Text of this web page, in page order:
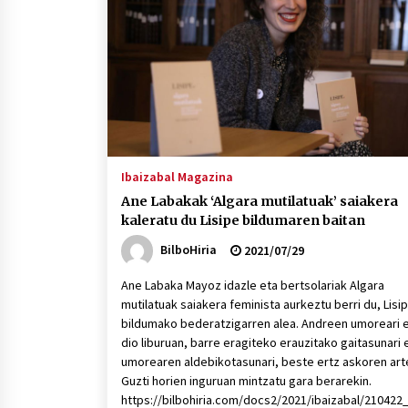
protagonista
2026/07/16
POTTO: San Pedro jaietako bertso-
saioa
2026/07/09
Auritz Iñurrietaren margoak
ikusgai Uribitarte40 aretoan
Ibaizabal Magazina
Ane Labakak ‘Algara mutilatuak’ saiakera
kaleratu du Lisipe bildumaren baitan
BilboHiria
2021/07/29
Ane Labaka Mayoz idazle eta bertsolariak Algara
mutilatuak saiakera feminista aurkeztu berri du,
bildumako bederatzigarren alea. Andreen umoreari
dio liburuan, barre eragiteko erauzitako gaitasunari
umorearen aldebikotasunari, beste ertz askoren
Guzti horien inguruan mintzatu gara berarekin.
https://bilbohiria.com/docs2/2021/ibaizabal/